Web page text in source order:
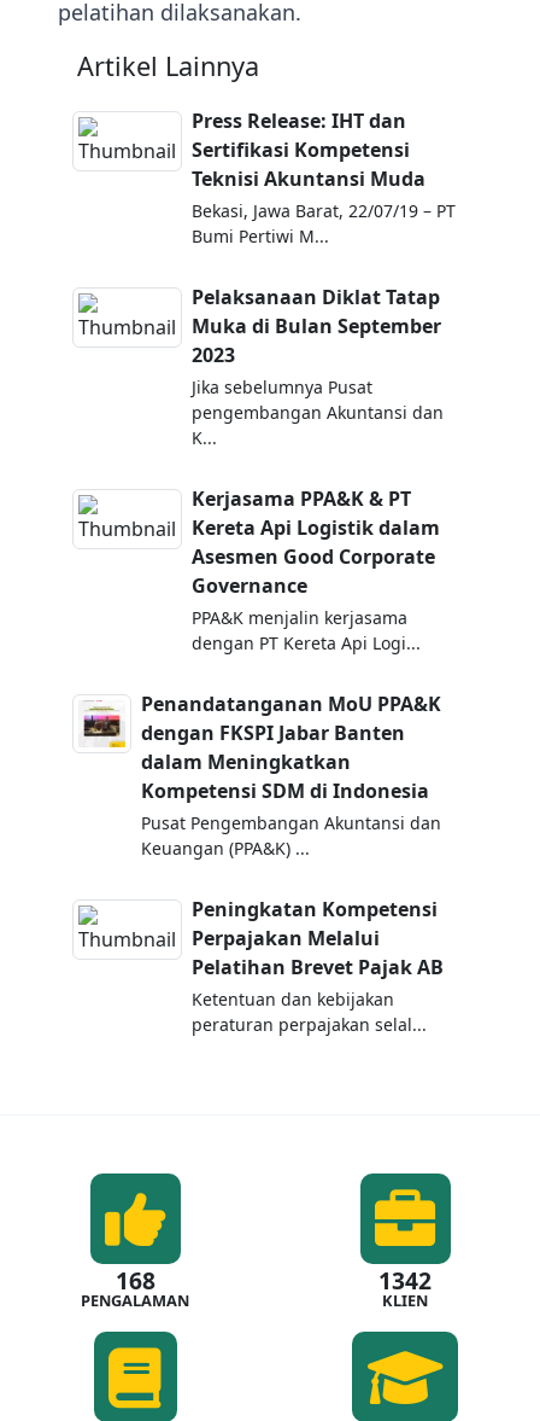
pelatihan dilaksanakan.
Artikel Lainnya
Press Release: IHT dan
Sertifikasi Kompetensi
Teknisi Akuntansi Muda
Bekasi, Jawa Barat, 22/07/19 – PT
Bumi Pertiwi M...
Pelaksanaan Diklat Tatap
Muka di Bulan September
2023
Jika sebelumnya Pusat
pengembangan Akuntansi dan
K...
Kerjasama PPA&K & PT
Kereta Api Logistik dalam
Asesmen Good Corporate
Governance
PPA&K menjalin kerjasama
dengan PT Kereta Api Logi...
Penandatanganan MoU PPA&K
dengan FKSPI Jabar Banten
dalam Meningkatkan
Kompetensi SDM di Indonesia
Pusat Pengembangan Akuntansi dan
Keuangan (PPA&K) ...
Peningkatan Kompetensi
Perpajakan Melalui
Pelatihan Brevet Pajak AB
Ketentuan dan kebijakan
peraturan perpajakan selal...
168
PENGALAMAN
1342
KLIEN